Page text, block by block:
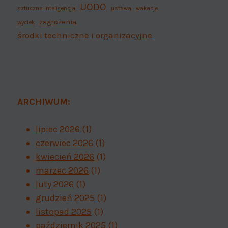
sztuczna inteligencja UODO ustawa
wakacje
wyciek
zagrożenia
środki techniczne i organizacyjne
ARCHIWUM:
lipiec 2026 (1)
czerwiec 2026 (1)
kwiecień 2026 (1)
marzec 2026 (1)
luty 2026 (1)
grudzień 2025 (1)
listopad 2025 (1)
październik 2025 (1)